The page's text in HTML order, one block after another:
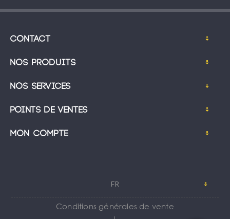
Contact
Nos produits
Nos services
Points de ventes
Mon compte
FR
Conditions générales de vente